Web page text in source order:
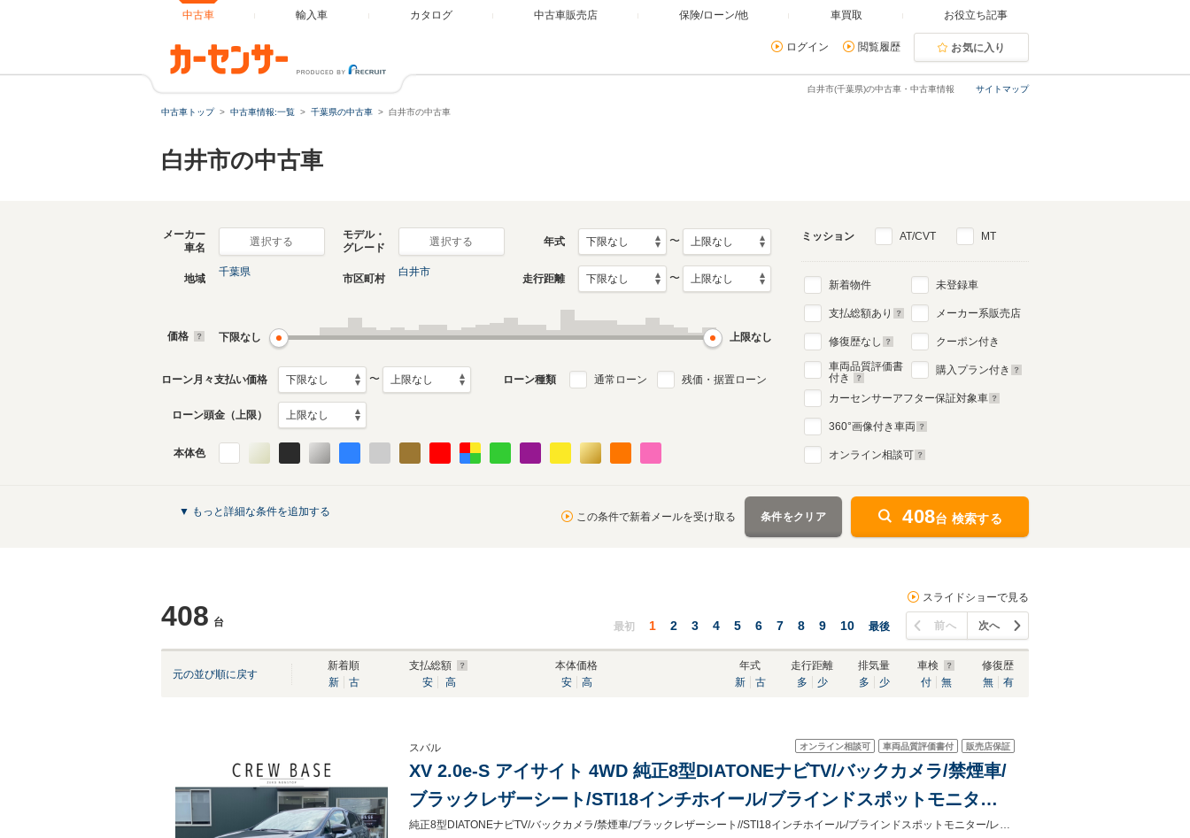
中古車 輸入車 カタログ 中古車販売店 保険/ローン/他 車買取 お役立ち記事
ログイン 閲覧履歴 お気に入り
サイトマップ
白井市(千葉県)の中古車・中古車情報
中古車トップ 中古車情報:一覧 千葉県の中古車 白井市の中古車
白井市の中古車
メーカー
車名
選択する
モデル・
グレード
選択する 年式 〜
地域
千葉県
市区町村
白井市
走行距離 〜
価格 下限なし 上限なし
ローン月々支払い価格 〜 ローン種類 通常ローン 残価・据置ローン
ローン頭金（上限）
本体色
ミッション AT/CVT MT
新着物件
支払総額あり
修復歴なし
車両品質評価書
付き
未登録車
メーカー系販売店
クーポン付き
購入プラン付き
カーセンサーアフター保証対象車
360°画像付き車両
オンライン相談可
▼ もっと詳細な条件を追加する この条件で新着メールを受け取る 条件をクリア 408台 検索する
408 台
スライドショーで見る
最初 1 2 3 4 5 6 7 8 9 10 最後 前へ 次へ
元の並び順に戻す
新着順
新
古
支払総額
安
高
本体価格
安
高
年式
新
古
走行距離
多
少
排気量
多
少
車検
付
無
修復歴
無
有
オンライン相談可 車両品質評価書付 販売店保証
スバル
XV 2.0e-S アイサイト 4WD 純正8型DIATONEナビTV/バックカメラ/禁煙車/
ブラックレザーシート/STI18インチホイール/ブラインドスポットモニター/
レーダークルーズ/シートヒーター/LEDヘッドライト/TVキット/ドラレコ前純正8型DIATONEナビTV/バックカメラ/禁煙車/ブラックレザーシート//STI18インチホイール/ブラインドスポットモニター/レーダークルーズ/シートヒーター/LEDヘッドライト/